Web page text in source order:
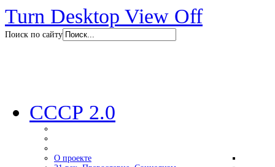
Turn Desktop View Off
Поиск по сайту
СССР 2.0
О проекте